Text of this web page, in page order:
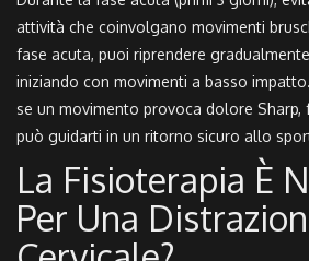
attività che coinvolgano movimenti
fase acuta, puoi riprendere
iniziando con movimenti a basso
se un movimento provoca dolore Sharp,
può guidarti in un ritorno sicuro allo
La Fisioterapia È
Per Una